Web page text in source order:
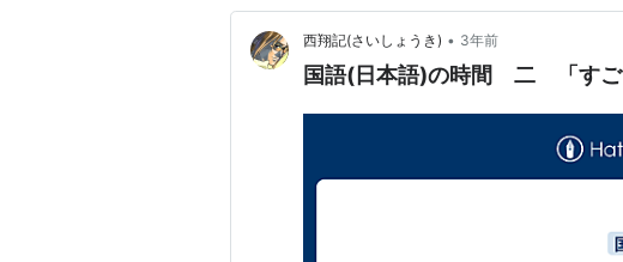
西翔記(さいしょうき) • 3年前
国語(日本語)の時間 二 「すご